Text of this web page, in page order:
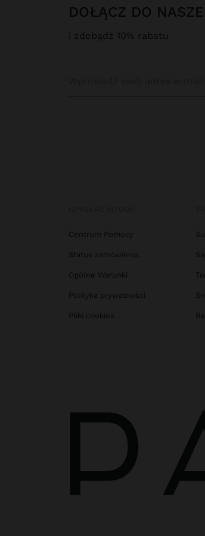
DOŁĄCZ DO
i zdobądź 10% rabatu
Centrum Pomocy
Status zamówienia
Ogólne Warunki
Polityka prywatności
Pliki cookies